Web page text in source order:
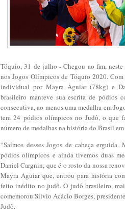
Tóquio, 31 de julho - Chegou ao fim,
nos Jogos Olímpicos de Tóquio 2020.
individual por Mayra Aguiar (78kg) e
brasileiro manteve sua escrita de pódios
consecutiva, ao menos uma medalha em
tem 24 pódios olímpicos no Judô, o que
número de medalhas na história do Brasil
“Saímos desses Jogos de cabeça erguida.
pódios olímpicos e ainda tivemos duas
Daniel Cargnin, que é o rosto da nossa
Mayra Aguiar que, entrou para história
feito inédito no judô. O judô brasileiro,
comemorou Silvio Acácio Borges,
Judô.